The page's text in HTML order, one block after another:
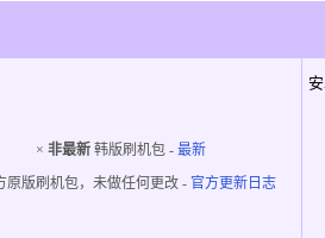
×非最新 韩版刷机包 -最新
原版刷机包，未做任何更改 - 官方更新日志